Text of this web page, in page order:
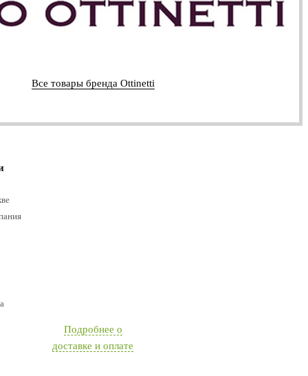
Все товары бренда Ottinetti
Подробнее о
доставке и оплате